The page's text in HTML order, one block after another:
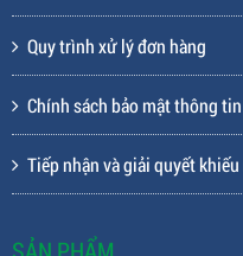
Quy trình xử lý đơn hàng
Chính sách bảo mật thông tin
Tiếp nhận và giải quyết khiếu
SẢN PHẨM